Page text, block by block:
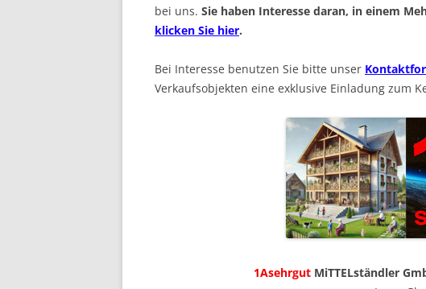
bei uns. Sie haben Interesse daran, in einem
klicken Sie hier.
Bei Interesse benutzen Sie bitte unser
Verkaufsobjekten eine exklusive Einladung zum
1AsehrgutMiTTELständler